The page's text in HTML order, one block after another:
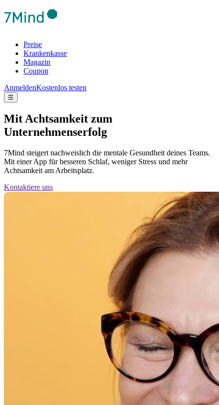
Preise
Krankenkasse
Magazin
Coupon
AnmeldenKostenlos testen
☰
Mit Achtsamkeit zum
Unternehmenserfolg
7Mind steigert nachweislich die mentale Gesundheit deines Teams.
Mit einer App für besseren Schlaf, weniger Stress und mehr
Achtsamkeit am Arbeitsplatz.
Kontaktiere uns